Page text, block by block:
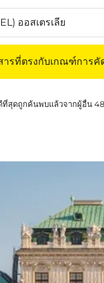
ารที่ตรงกับเกณฑ์การ
ที่สุดถูกค้นพบแล้วจากผู้อื่น